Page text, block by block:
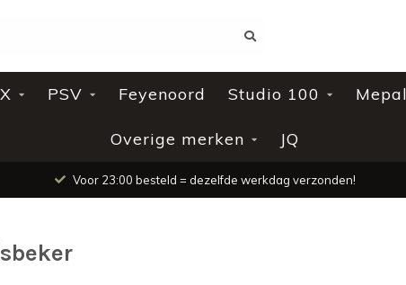
PSV Feyenoord Studio 100 Mepal
Overige merken JQ
Voor 23:00 besteld = dezelfde werkdag verzonden!